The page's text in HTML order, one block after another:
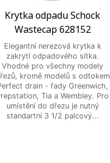
Krytka odpadu Schock
Wastecap 628152
Elegantní nerezová krytka k
zakrytí odpadového sítka.
Vhodné pro všechny modely
kromě modelů s odtokem
drain - řady Greenwich,
Tia a Wembley. Pro
umístění do dřezu je nutný
standartní 3 1/2 palcový...